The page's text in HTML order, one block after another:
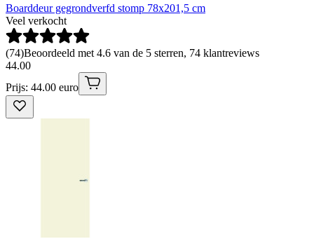
Boarddeur gegrondverfd stomp 78x201,5 cm
Veel verkocht
(74)Beoordeeld met 4.6 van de 5 sterren, 74 klantreviews
44.00
Prijs: 44.00 euro